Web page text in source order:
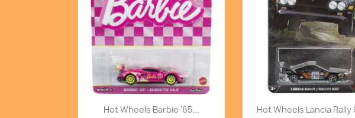
Vista rápida
Hot Wheels Barbie '65... Vista rápida
Hot Wheels Lancia Rally